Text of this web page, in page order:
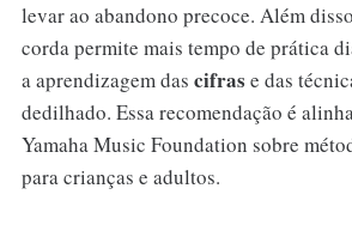
levar ao abandono precoce. Além
corda permite mais tempo de prática
a aprendizagem das cifras e das
dedilhado. Essa recomendação é
Yamaha Music Foundation sobre
para crianças e adultos.